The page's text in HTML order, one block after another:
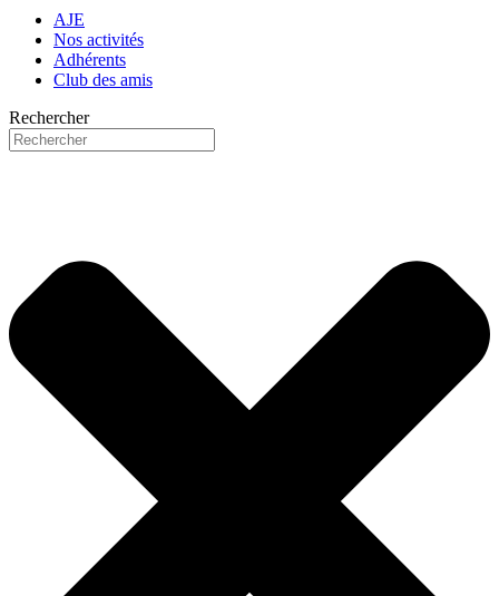
AJE
Nos activités
Adhérents
Club des amis
Rechercher